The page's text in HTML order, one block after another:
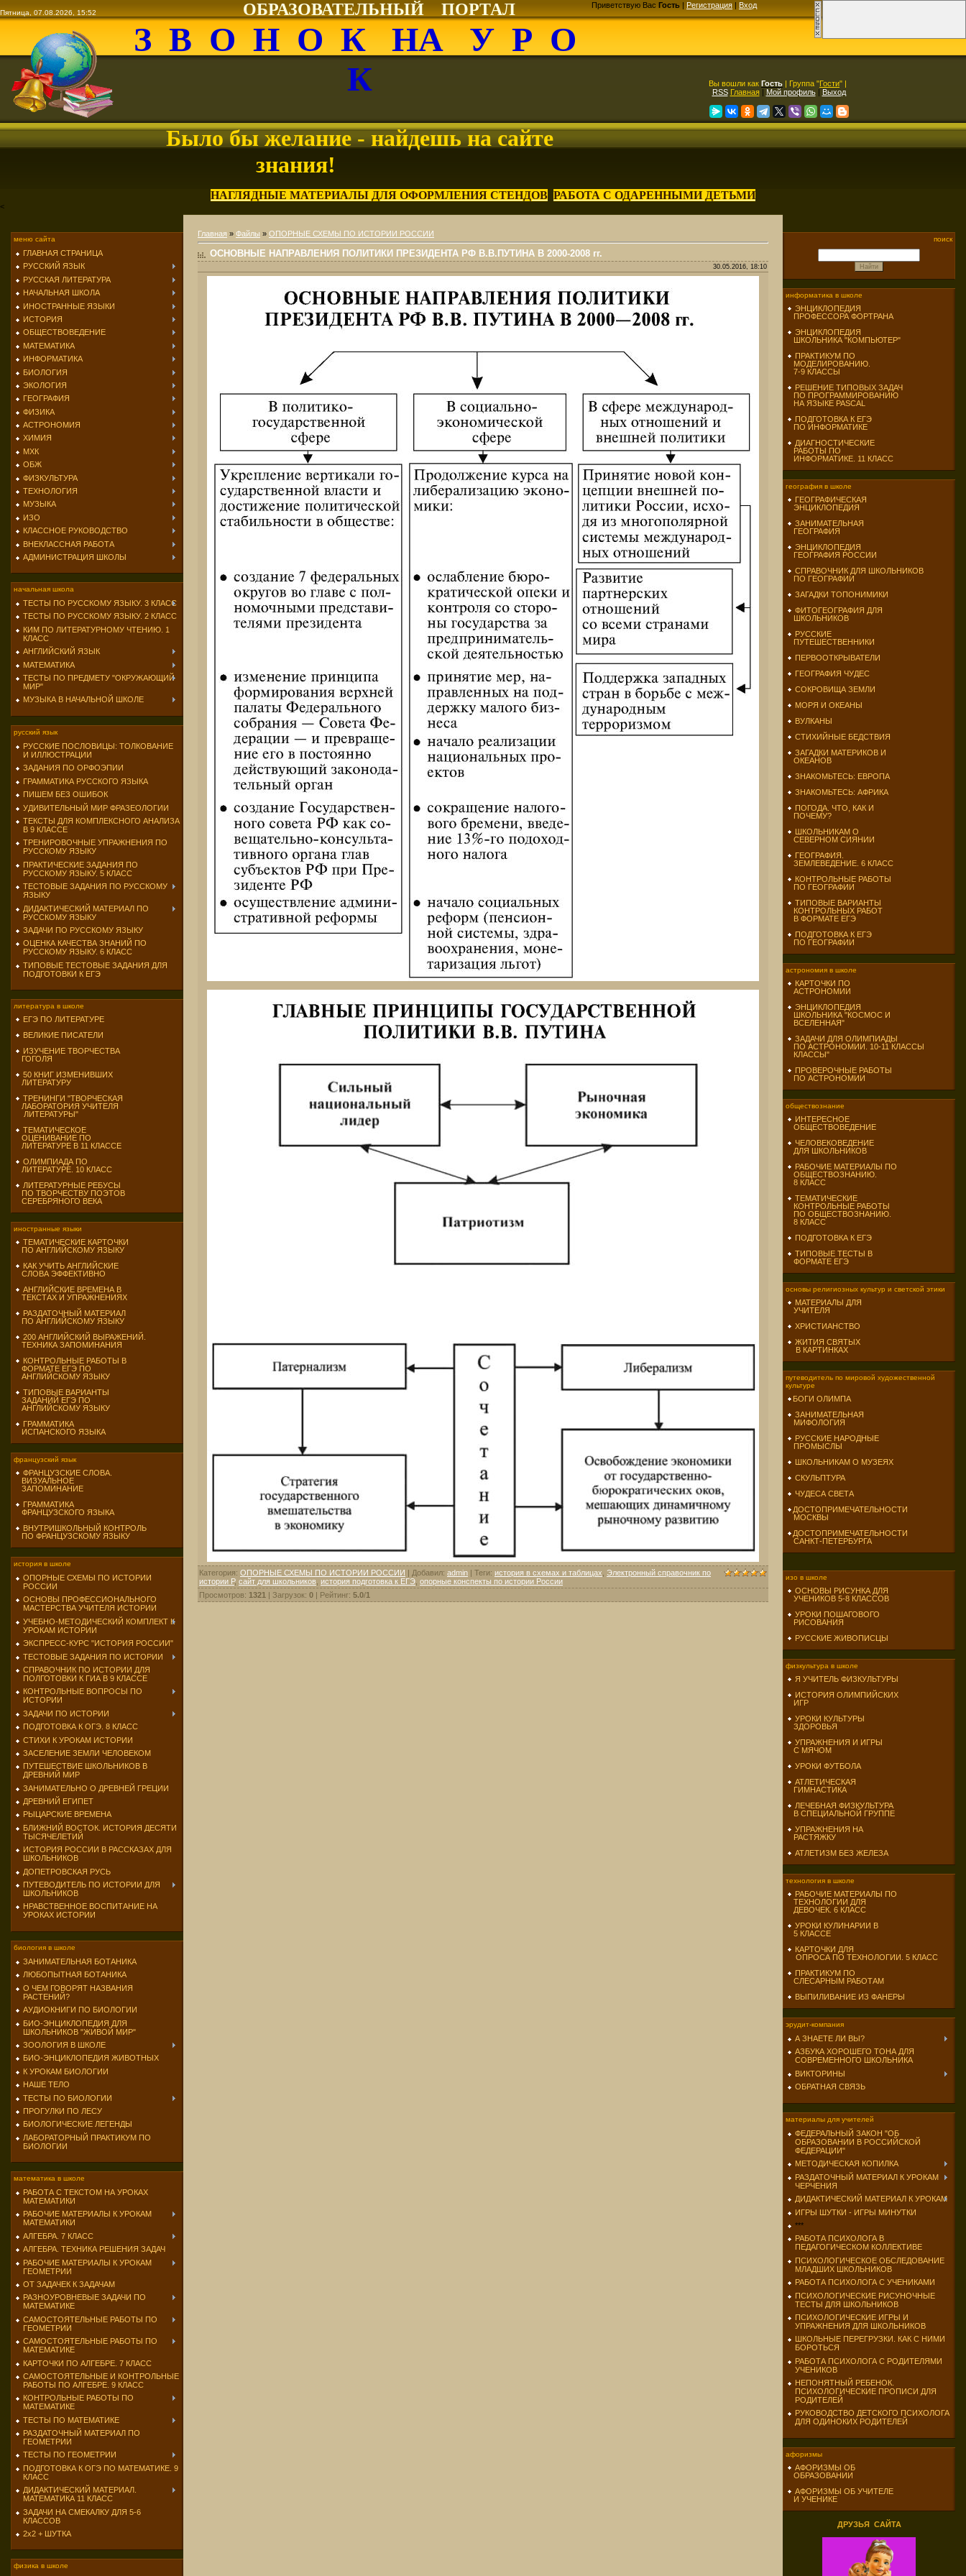
Пятница, 07.08.2026, 15:52 ОБРАЗОВАТЕЛЬНЫЙ ПОРТАЛ Приветствую Вас Гость | Регистрация | Вход
З В О Н О К НА У Р О
К
Было бы желание - найдешь на сайте
знания!
Вы вошли как Гость | Группа "Гости" |
RSS Главная| Мой профиль| Выход
НАГЛЯДНЫЕ МАТЕРИАЛЫ ДЛЯ ОФОРМЛЕНИЯ СТЕНДОВ РАБОТА С ОДАРЕННЫМИ ДЕТЬМИ
<
меню сайта
ГЛАВНАЯ СТРАНИЦА
РУССКИЙ ЯЗЫК
РУССКАЯ ЛИТЕРАТУРА
НАЧАЛЬНАЯ ШКОЛА
ИНОСТРАННЫЕ ЯЗЫКИ
ИСТОРИЯ
ОБЩЕСТВОВЕДЕНИЕ
МАТЕМАТИКА
ИНФОРМАТИКА
БИОЛОГИЯ
ЭКОЛОГИЯ
ГЕОГРАФИЯ
ФИЗИКА
АСТРОНОМИЯ
ХИМИЯ
МХК
ОБЖ
ФИЗКУЛЬТУРА
ТЕХНОЛОГИЯ
МУЗЫКА
ИЗО
КЛАССНОЕ РУКОВОДСТВО
ВНЕКЛАССНАЯ РАБОТА
АДМИНИСТРАЦИЯ ШКОЛЫ
начальная школа
ТЕСТЫ ПО РУССКОМУ ЯЗЫКУ. 3 КЛАСС
ТЕСТЫ ПО РУССКОМУ ЯЗЫКУ. 2 КЛАСС
КИМ ПО ЛИТЕРАТУРНОМУ ЧТЕНИЮ. 1
КЛАСС
АНГЛИЙСКИЙ ЯЗЫК
МАТЕМАТИКА
ТЕСТЫ ПО ПРЕДМЕТУ "ОКРУЖАЮЩИЙ
МИР"
МУЗЫКА В НАЧАЛЬНОЙ ШКОЛЕ
русский язык
РУССКИЕ ПОСЛОВИЦЫ: ТОЛКОВАНИЕ
И ИЛЛЮСТРАЦИИ
ЗАДАНИЯ ПО ОРФОЭПИИ
ГРАММАТИКА РУССКОГО ЯЗЫКА
ПИШЕМ БЕЗ ОШИБОК
УДИВИТЕЛЬНЫЙ МИР ФРАЗЕОЛОГИИ
ТЕКСТЫ ДЛЯ КОМПЛЕКСНОГО АНАЛИЗА
В 9 КЛАССЕ
ТРЕНИРОВОЧНЫЕ УПРАЖНЕНИЯ ПО
РУССКОМУ ЯЗЫКУ
ПРАКТИЧЕСКИЕ ЗАДАНИЯ ПО
РУССКОМУ ЯЗЫКУ. 5 КЛАСС
ТЕСТОВЫЕ ЗАДАНИЯ ПО РУССКОМУ
ЯЗЫКУ
ДИДАКТИЧЕСКИЙ МАТЕРИАЛ ПО
РУССКОМУ ЯЗЫКУ
ЗАДАЧИ ПО РУССКОМУ ЯЗЫКУ
ОЦЕНКА КАЧЕСТВА ЗНАНИЙ ПО
РУССКОМУ ЯЗЫКУ. 6 КЛАСС
ТИПОВЫЕ ТЕСТОВЫЕ ЗАДАНИЯ ДЛЯ
ПОДГОТОВКИ К ЕГЭ
литература в школе
ЕГЭ ПО ЛИТЕРАТУРЕ
ВЕЛИКИЕ ПИСАТЕЛИ
ИЗУЧЕНИЕ ТВОРЧЕСТВА
ГОГОЛЯ
50 КНИГ ИЗМЕНИВШИХ
ЛИТЕРАТУРУ
ТРЕНИНГИ "ТВОРЧЕСКАЯ
ЛАБОРАТОРИЯ УЧИТЕЛЯ
ЛИТЕРАТУРЫ"
ТЕМАТИЧЕСКОЕ
ОЦЕНИВАНИЕ ПО
ЛИТЕРАТУРЕ В 11 КЛАССЕ
ОЛИМПИАДА ПО
ЛИТЕРАТУРЕ. 10 КЛАСС
ЛИТЕРАТУРНЫЕ РЕБУСЫ
ПО ТВОРЧЕСТВУ ПОЭТОВ
СЕРЕБРЯНОГО ВЕКА
иностранные языки
ТЕМАТИЧЕСКИЕ КАРТОЧКИ
ПО АНГЛИЙСКОМУ ЯЗЫКУ
КАК УЧИТЬ АНГЛИЙСКИЕ
СЛОВА ЭФФЕКТИВНО
АНГЛИЙСКИЕ ВРЕМЕНА В
ТЕКСТАХ И УПРАЖНЕНИЯХ
РАЗДАТОЧНЫЙ МАТЕРИАЛ
ПО АНГЛИЙСКОМУ ЯЗЫКУ
200 АНГЛИЙСКИЙ ВЫРАЖЕНИЙ.
ТЕХНИКА ЗАПОМИНАНИЯ
КОНТРОЛЬНЫЕ РАБОТЫ В
ФОРМАТЕ ЕГЭ ПО
АНГЛИЙСКОМУ ЯЗЫКУ
ТИПОВЫЕ ВАРИАНТЫ
ЗАДАНИЙ ЕГЭ ПО
АНГЛИЙСКОМУ ЯЗЫКУ
ГРАММАТИКА
ИСПАНСКОГО ЯЗЫКА
французский язык
ФРАНЦУЗСКИЕ СЛОВА.
ВИЗУАЛЬНОЕ
ЗАПОМИНАНИЕ
ГРАММАТИКА
ФРАНЦУЗСКОГО ЯЗЫКА
ВНУТРИШКОЛЬНЫЙ КОНТРОЛЬ
ПО ФРАНЦУЗСКОМУ ЯЗЫКУ
история в школе
ОПОРНЫЕ СХЕМЫ ПО ИСТОРИИ
РОССИИ
ОСНОВЫ ПРОФЕССИОНАЛЬНОГО
МАСТЕРСТВА УЧИТЕЛЯ ИСТОРИИ
УЧЕБНО-МЕТОДИЧЕСКИЙ КОМПЛЕКТ К
УРОКАМ ИСТОРИИ
ЭКСПРЕСС-КУРС "ИСТОРИЯ РОССИИ"
ТЕСТОВЫЕ ЗАДАНИЯ ПО ИСТОРИИ
СПРАВОЧНИК ПО ИСТОРИИ ДЛЯ
ПОЛГОТОВКИ К ГИА В 9 КЛАССЕ
КОНТРОЛЬНЫЕ ВОПРОСЫ ПО
ИСТОРИИ
ЗАДАЧИ ПО ИСТОРИИ
ПОДГОТОВКА К ОГЭ. 8 КЛАСС
СТИХИ К УРОКАМ ИСТОРИИ
ЗАСЕЛЕНИЕ ЗЕМЛИ ЧЕЛОВЕКОМ
ПУТЕШЕСТВИЕ ШКОЛЬНИКОВ В
ДРЕВНИЙ МИР
ЗАНИМАТЕЛЬНО О ДРЕВНЕЙ ГРЕЦИИ
ДРЕВНИЙ ЕГИПЕТ
РЫЦАРСКИЕ ВРЕМЕНА
БЛИЖНИЙ ВОСТОК. ИСТОРИЯ ДЕСЯТИ
ТЫСЯЧЕЛЕТИЙ
ИСТОРИЯ РОССИИ В РАССКАЗАХ ДЛЯ
ШКОЛЬНИКОВ
ДОПЕТРОВСКАЯ РУСЬ
ПУТЕВОДИТЕЛЬ ПО ИСТОРИИ ДЛЯ
ШКОЛЬНИКОВ
НРАВСТВЕННОЕ ВОСПИТАНИЕ НА
УРОКАХ ИСТОРИИ
биология в школе
ЗАНИМАТЕЛЬНАЯ БОТАНИКА
ЛЮБОПЫТНАЯ БОТАНИКА
О ЧЕМ ГОВОРЯТ НАЗВАНИЯ
РАСТЕНИЙ?
АУДИОКНИГИ ПО БИОЛОГИИ
БИО-ЭНЦИКЛОПЕДИЯ ДЛЯ
ШКОЛЬНИКОВ "ЖИВОЙ МИР"
ЗООЛОГИЯ В ШКОЛЕ
БИО-ЭНЦИКЛОПЕДИЯ ЖИВОТНЫХ
К УРОКАМ БИОЛОГИИ
НАШЕ ТЕЛО
ТЕСТЫ ПО БИОЛОГИИ
ПРОГУЛКИ ПО ЛЕСУ
БИОЛОГИЧЕСКИЕ ЛЕГЕНДЫ
ЛАБОРАТОРНЫЙ ПРАКТИКУМ ПО
БИОЛОГИИ
математика в школе
РАБОТА С ТЕКСТОМ НА УРОКАХ
МАТЕМАТИКИ
РАБОЧИЕ МАТЕРИАЛЫ К УРОКАМ
МАТЕМАТИКИ
АЛГЕБРА. 7 КЛАСС
АЛГЕБРА. ТЕХНИКА РЕШЕНИЯ ЗАДАЧ
РАБОЧИЕ МАТЕРИАЛЫ К УРОКАМ
ГЕОМЕТРИИ
ОТ ЗАДАЧЕК К ЗАДАЧАМ
РАЗНОУРОВНЕВЫЕ ЗАДАЧИ ПО
МАТЕМАТИКЕ
САМОСТОЯТЕЛЬНЫЕ РАБОТЫ ПО
ГЕОМЕТРИИ
САМОСТОЯТЕЛЬНЫЕ РАБОТЫ ПО
МАТЕМАТИКЕ
КАРТОЧКИ ПО АЛГЕБРЕ. 7 КЛАСС
САМОСТОЯТЕЛЬНЫЕ И КОНТРОЛЬНЫЕ
РАБОТЫ ПО АЛГЕБРЕ. 9 КЛАСС
КОНТРОЛЬНЫЕ РАБОТЫ ПО
МАТЕМАТИКЕ
ТЕСТЫ ПО МАТЕМАТИКЕ
РАЗДАТОЧНЫЙ МАТЕРИАЛ ПО
ГЕОМЕТРИИ
ТЕСТЫ ПО ГЕОМЕТРИИ
ПОДГОТОВКА К ОГЭ ПО МАТЕМАТИКЕ. 9
КЛАСС
ДИДАКТИЧЕСКИЙ МАТЕРИАЛ.
МАТЕМАТИКА 11 КЛАСС
ЗАДАЧИ НА СМЕКАЛКУ ДЛЯ 5-6
КЛАССОВ
2х2 + ШУТКА
физика в школе
Главная » Файлы » ОПОРНЫЕ СХЕМЫ ПО ИСТОРИИ РОССИИ
ОСНОВНЫЕ НАПРАВЛЕНИЯ ПОЛИТИКИ ПРЕЗИДЕНТА РФ В.В.ПУТИНА В 2000-2008 гг.
30.05.2016, 18:10
Категория: ОПОРНЫЕ СХЕМЫ ПО ИСТОРИИ РОССИИ | Добавил: admin | Теги: история в схемах и таблицах
Электронный справочник по
истории Р, сайт для школьников история подготовка к ЕГЭ опорные конспекты по истории России
Просмотров: 1321 | Загрузок: 0 | Рейтинг: 5.0/1
поиск
информатика в школе
ЭНЦИКЛОПЕДИЯ
ПРОФЕССОРА ФОРТРАНА
ЭНЦИКЛОПЕДИЯ
ШКОЛЬНИКА "КОМПЬЮТЕР"
ПРАКТИКУМ ПО
МОДЕЛИРОВАНИЮ.
7-9 КЛАССЫ
РЕШЕНИЕ ТИПОВЫХ ЗАДАЧ
ПО ПРОГРАММИРОВАНИЮ
НА ЯЗЫКЕ PASCAL
ПОДГОТОВКА К ЕГЭ
ПО ИНФОРМАТИКЕ
ДИАГНОСТИЧЕСКИЕ
РАБОТЫ ПО
ИНФОРМАТИКЕ. 11 КЛАСС
география в школе
ГЕОГРАФИЧЕСКАЯ
ЭНЦИКЛОПЕДИЯ
ЗАНИМАТЕЛЬНАЯ
ГЕОГРАФИЯ
ЭНЦИКЛОПЕДИЯ
ГЕОГРАФИЯ РОССИИ
СПРАВОЧНИК ДЛЯ ШКОЛЬНИКОВ
ПО ГЕОГРАФИИ
ЗАГАДКИ ТОПОНИМИКИ
ФИТОГЕОГРАФИЯ ДЛЯ
ШКОЛЬНИКОВ
РУССКИЕ
ПУТЕШЕСТВЕННИКИ
ПЕРВООТКРЫВАТЕЛИ
ГЕОГРАФИЯ ЧУДЕС
СОКРОВИЩА ЗЕМЛИ
МОРЯ И ОКЕАНЫ
ВУЛКАНЫ
СТИХИЙНЫЕ БЕДСТВИЯ
ЗАГАДКИ МАТЕРИКОВ И
ОКЕАНОВ
ЗНАКОМЬТЕСЬ: ЕВРОПА
ЗНАКОМЬТЕСЬ: АФРИКА
ПОГОДА. ЧТО, КАК И
ПОЧЕМУ?
ШКОЛЬНИКАМ О
СЕВЕРНОМ СИЯНИИ
ГЕОГРАФИЯ.
ЗЕМЛЕВЕДЕНИЕ. 6 КЛАСС
КОНТРОЛЬНЫЕ РАБОТЫ
ПО ГЕОГРАФИИ
ТИПОВЫЕ ВАРИАНТЫ
КОНТРОЛЬНЫХ РАБОТ
В ФОРМАТЕ ЕГЭ
ПОДГОТОВКА К ЕГЭ
ПО ГЕОГРАФИИ
астрономия в школе
КАРТОЧКИ ПО
АСТРОНОМИИ
ЭНЦИКЛОПЕДИЯ
ШКОЛЬНИКА "КОСМОС И
ВСЕЛЕННАЯ"
ЗАДАЧИ ДЛЯ ОЛИМПИАДЫ
ПО АСТРОНОМИИ. 10-11 КЛАССЫ
КЛАССЫ"
ПРОВЕРОЧНЫЕ РАБОТЫ
ПО АСТРОНОМИИ
обществознание
ИНТЕРЕСНОЕ
ОБЩЕСТВОВЕДЕНИЕ
ЧЕЛОВЕКОВЕДЕНИЕ
ДЛЯ ШКОЛЬНИКОВ
РАБОЧИЕ МАТЕРИАЛЫ ПО
ОБЩЕСТВОЗНАНИЮ.
8 КЛАСС
ТЕМАТИЧЕСКИЕ
КОНТРОЛЬНЫЕ РАБОТЫ
ПО ОБЩЕСТВОЗНАНИЮ.
8 КЛАСС
ПОДГОТОВКА К ЕГЭ
ТИПОВЫЕ ТЕСТЫ В
ФОРМАТЕ ЕГЭ
основы религиозных культур и светской этики
МАТЕРИАЛЫ ДЛЯ
УЧИТЕЛЯ
ХРИСТИАНСТВО
ЖИТИЯ СВЯТЫХ
В КАРТИНКАХ
путеводитель по мировой художественной
культуре
БОГИ ОЛИМПА
ЗАНИМАТЕЛЬНАЯ
МИФОЛОГИЯ
РУССКИЕ НАРОДНЫЕ
ПРОМЫСЛЫ
ШКОЛЬНИКАМ О МУЗЕЯХ
СКУЛЬПТУРА
ЧУДЕСА СВЕТА
ДОСТОПРИМЕЧАТЕЛЬНОСТИ
МОСКВЫ
ДОСТОПРИМЕЧАТЕЛЬНОСТИ
САНКТ-ПЕТЕРБУРГА
изо в школе
ОСНОВЫ РИСУНКА ДЛЯ
УЧЕНИКОВ 5-8 КЛАССОВ
УРОКИ ПОШАГОВОГО
РИСОВАНИЯ
РУССКИЕ ЖИВОПИСЦЫ
физкультура в школе
Я УЧИТЕЛЬ ФИЗКУЛЬТУРЫ
ИСТОРИЯ ОЛИМПИЙСКИХ
ИГР
УРОКИ КУЛЬТУРЫ
ЗДОРОВЬЯ
УПРАЖНЕНИЯ И ИГРЫ
С МЯЧОМ
УРОКИ ФУТБОЛА
АТЛЕТИЧЕСКАЯ
ГИМНАСТИКА
ЛЕЧЕБНАЯ ФИЗКУЛЬТУРА
В СПЕЦИАЛЬНОЙ ГРУППЕ
УПРАЖНЕНИЯ НА
РАСТЯЖКУ
АТЛЕТИЗМ БЕЗ ЖЕЛЕЗА
технология в школе
РАБОЧИЕ МАТЕРИАЛЫ ПО
ТЕХНОЛОГИИ ДЛЯ
ДЕВОЧЕК. 6 КЛАСС
УРОКИ КУЛИНАРИИ В
5 КЛАССЕ
КАРТОЧКИ ДЛЯ
ОПРОСА ПО ТЕХНОЛОГИИ. 5 КЛАСС
ПРАКТИКУМ ПО
СЛЕСАРНЫМ РАБОТАМ
ВЫПИЛИВАНИЕ ИЗ ФАНЕРЫ
эрудит-компания
А ЗНАЕТЕ ЛИ ВЫ?
АЗБУКА ХОРОШЕГО ТОНА ДЛЯ
СОВРЕМЕННОГО ШКОЛЬНИКА
ВИКТОРИНЫ
ОБРАТНАЯ СВЯЗЬ
материалы для учителей
ФЕДЕРАЛЬНЫЙ ЗАКОН "ОБ
ОБРАЗОВАНИИ В РОССИЙСКОЙ
ФЕДЕРАЦИИ"
МЕТОДИЧЕСКАЯ КОПИЛКА
РАЗДАТОЧНЫЙ МАТЕРИАЛ К УРОКАМ
ЧЕРЧЕНИЯ
ДИДАКТИЧЕСКИЙ МАТЕРИАЛ К УРОКАМ
ИГРЫ ШУТКИ - ИГРЫ МИНУТКИ
***
РАБОТА ПСИХОЛОГА В
ПЕДАГОГИЧЕСКОМ КОЛЛЕКТИВЕ
ПСИХОЛОГИЧЕСКОЕ ОБСЛЕДОВАНИЕ
МЛАДШИХ ШКОЛЬНИКОВ
РАБОТА ПСИХОЛОГА С УЧЕНИКАМИ
ПСИХОЛОГИЧЕСКИЕ РИСУНОЧНЫЕ
ТЕСТЫ ДЛЯ ШКОЛЬНИКОВ
ПСИХОЛОГИЧЕСКИЕ ИГРЫ И
УПРАЖНЕНИЯ ДЛЯ ШКОЛЬНИКОВ
ШКОЛЬНЫЕ ПЕРЕГРУЗКИ. КАК С НИМИ
БОРОТЬСЯ
РАБОТА ПСИХОЛОГА С РОДИТЕЛЯМИ
УЧЕНИКОВ
НЕПОНЯТНЫЙ РЕБЕНОК.
ПСИХОЛОГИЧЕСКИЕ ПРОПИСИ ДЛЯ
РОДИТЕЛЕЙ
РУКОВОДСТВО ДЕТСКОГО ПСИХОЛОГА
ДЛЯ ОДИНОКИХ РОДИТЕЛЕЙ
афоризмы
АФОРИЗМЫ ОБ
ОБРАЗОВАНИИ
АФОРИЗМЫ ОБ УЧИТЕЛЕ
И УЧЕНИКЕ
ДРУЗЬЯ САЙТА